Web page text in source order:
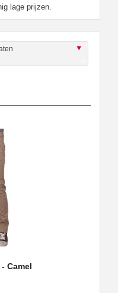
lage prijzen.
Camel